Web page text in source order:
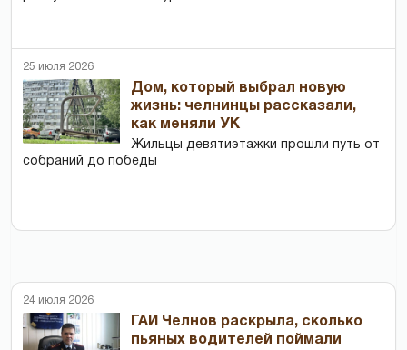
25 июля 2026
Дом, который выбрал новую
жизнь: челнинцы рассказали,
как меняли УК
Жильцы девятиэтажки прошли путь от
собраний до победы
24 июля 2026
ГАИ Челнов раскрыла, сколько
пьяных водителей поймали